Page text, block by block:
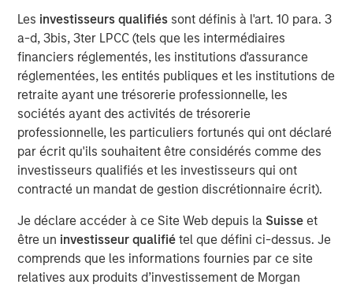
Les investisseurs qualifiés sont définis à l'art. 10 para. 3
a-d, 3bis, 3ter LPCC (tels que les intermédiaires
financiers réglementés, les institutions d'assurance
réglementées, les entités publiques et les institutions de
retraite ayant une trésorerie professionnelle, les
sociétés ayant des activités de trésorerie
professionnelle, les particuliers fortunés qui ont déclaré
par écrit qu'ils souhaitent être considérés comme des
investisseurs qualifiés et les investisseurs qui ont
contracté un mandat de gestion discrétionnaire écrit).
Je déclare accéder à ce Site Web depuis la Suisse et
être un investisseur qualifiétel que défini ci-dessus. Je
comprends que les informations fournies par ce site
relatives aux produits d’investissement de Morgan
pumping and other complementary services in premier
U.S. oil and gas basins. Proceeds from MSEP’s investment
will be used to purchase state-of-the-art Tier IV pressure
pumping equipment specifically designed to maximize
pumping efficiency and meet the needs of E&P
customers’ modern completion designs.
The partnership with MSEP provides the Company with
capital and resources to significantly expand Catalyst’s
equipment fleet and service offerings. In connection with
MSEP’s equity investment, the Company expects to
introduce new pressure pumping and pump down
equipment into the Permian Basin in 3Q 2018 with
additional plans to expand its service offerings and
geographic footprint to support its customers.